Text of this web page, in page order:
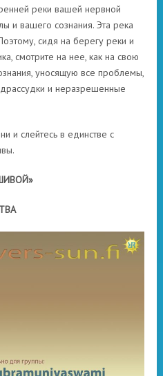
реки вашей нервной
и вашего сознания. Эта река
сидя на берегу реки и
смотрите на нее, как на свою
уносящую все проблемы,
и неразрешенные
и слейтесь в единстве с